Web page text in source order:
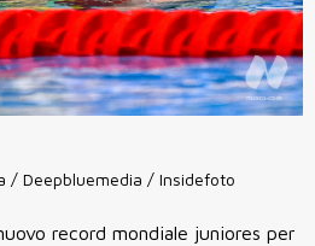
/ Deepbluemedia / Insidefoto
record mondiale juniores per